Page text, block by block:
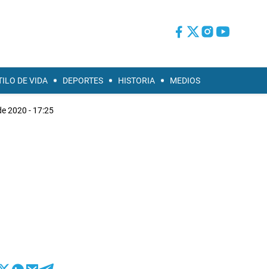
DE VIDA DEPORTES HISTORIA MEDIOS
2020 - 17:25